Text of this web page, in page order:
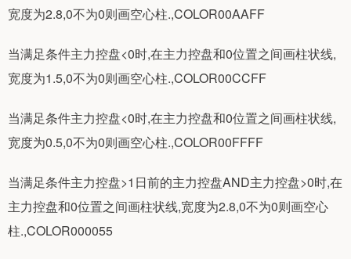
宽度为2.8,0不为0则画空心柱.,COLOR00AAFF
当满足条件主力控盘<0时,在主力控盘和0位置之间画柱状线,
宽度为1.5,0不为0则画空心柱.,COLOR00CCFF
当满足条件主力控盘<0时,在主力控盘和0位置之间画柱状线,
宽度为0.5,0不为0则画空心柱.,COLOR00FFFF
当满足条件主力控盘>1日前的主力控盘AND主力控盘>0时,在
主力控盘和0位置之间画柱状线,宽度为2.8,0不为0则画空心
柱.,COLOR000055